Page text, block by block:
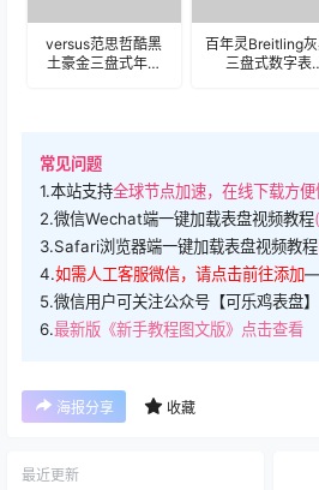
versus范思哲酷黑
土豪金三盘式年历
百年灵Breitling
三盘式数字表
常见问题
1.本站支持全球节点加速，在线下载方便
2.微信Wechat端一键加载表盘视频教程
3.Safari浏览器端一键加载表盘视频教程
4.如需人工客服微信，请点击前往添加
5.微信用户可关注公众号【可乐鸡表盘】
6.最新版《新手教程图文版》点击查看
海报分享 收藏
最近更新